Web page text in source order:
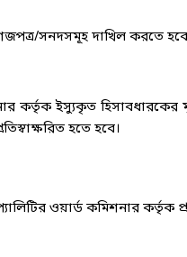
সনদসমূহ দাখিল করতে
কর্তৃক ইস্যুকৃত
হতে হবে।
ওয়ার্ড কমিশনার কর্তৃক